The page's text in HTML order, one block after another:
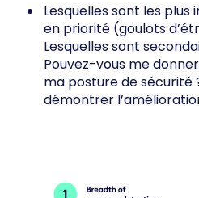
Lesquelles sont les
en priorité (goulots
Lesquelles sont
Pouvez-vous me
ma posture de sécurité
démontrer